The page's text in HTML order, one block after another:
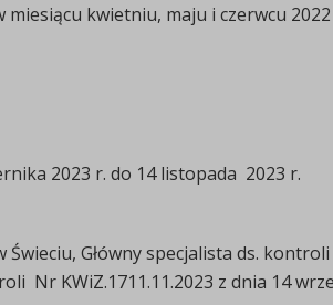
kwietniu, maju i czerwcu
2023 r. do 14 listopada 2023 r.
Główny specjalista ds.
Nr KWiZ.1711.11.2023 z dnia 14